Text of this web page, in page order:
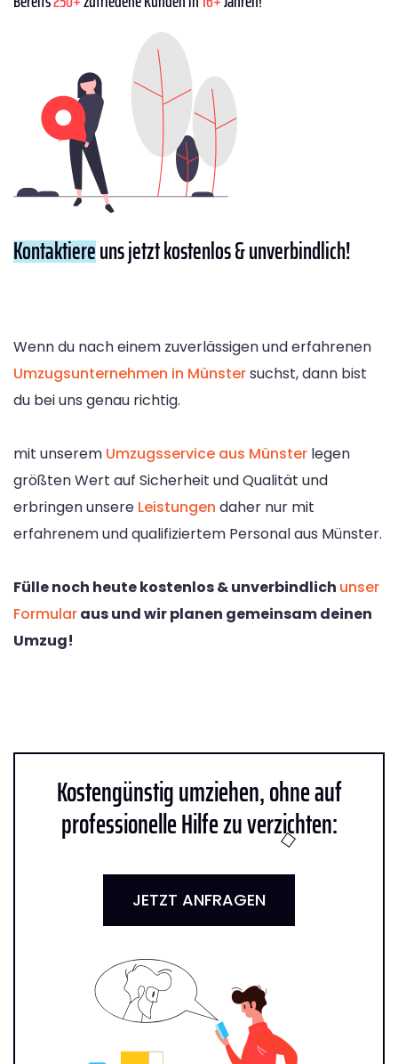
Kontaktiereuns jetzt kostenlos & unverbindlich!
Wenn du nach einem zuverlässigen und erfahrenen
Umzugsunternehmen in Münstersuchst, dann bist
du bei uns genau richtig.
mit unserem Umzugsservice aus Münster legen
größten Wert auf Sicherheit und Qualität und
erbringen unsere Leistungen daher nur mit
erfahrenem und qualifiziertem Personal aus Münster.
Fülle noch heute kostenlos & unverbindlich unser
Formularaus und wir planen gemeinsam deinen
Umzug!
Kostengünstig umziehen, ohne auf
professionelle Hilfe zu verzichten:
JETZT ANFRAGEN